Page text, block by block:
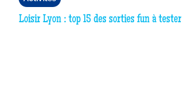
Loisir Lyon : top 15 des sorties fun à tester